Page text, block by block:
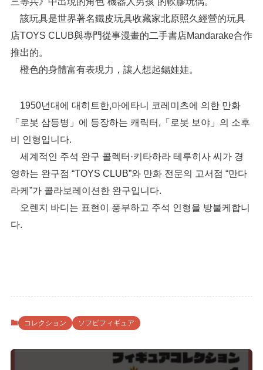
該玩具是世界著名鐵皮玩具收藏家北原照久經營的玩具
店TOYS CLUB與專門從事漫畫的二手書店Mandarake合作
推出的。
橙色的身體富有表現力，讓人想起錫娃娃。
1950년대에 대히트한,마에타니 코레미츠에 의한 만화
「로봇 삼등병」에 등장하는 캐릭터,「로봇 보야」의 소후
비 인형입니다.
세계적인 주석 완구 콜렉터·키타하라 테루히사 씨가 경
영하는 완구점 “TOYS CLUB”와 만화 전문의 고서점 “만다
라케”가 콜라보레이션한 완구입니다.
오렌지 바디는 표현이 풍부하고 주석 인형을 방불케합니
다.
コレクション ソフビフィギュア